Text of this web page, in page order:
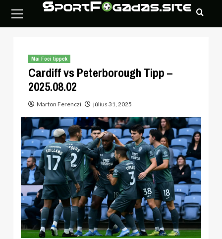
content
Menu
Mai Foci tippek
Cardiff vs Peterborough Tipp –
2025.08.02
Marton Ferenczi július 31, 2025